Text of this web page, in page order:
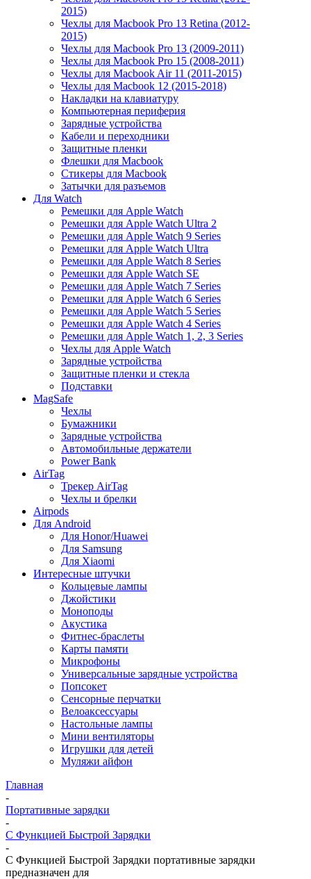
2015)
Чехлы для Macbook Pro 13 Retina (2012-
2015)
Чехлы для Macbook Pro 13 (2009-2011)
Чехлы для Macbook Pro 15 (2008-2011)
Чехлы для Macbook Air 11 (2011-2015)
Чехлы для Macbook 12 (2015-2018)
Накладки на клавиатуру
Компьютерная периферия
Зарядные устройства
Кабели и переходники
Защитные пленки
Флешки для Macbook
Стикеры для Macbook
Затычки для разъемов
Для Watch
Ремешки для Apple Watch
Ремешки для Apple Watch Ultra 2
Ремешки для Apple Watch 9 Series
Ремешки для Apple Watch Ultra
Ремешки для Apple Watch 8 Series
Ремешки для Apple Watch SE
Ремешки для Apple Watch 7 Series
Ремешки для Apple Watch 6 Series
Ремешки для Apple Watch 5 Series
Ремешки для Apple Watch 4 Series
Ремешки для Apple Watch 1, 2, 3 Series
Чехлы для Apple Watch
Зарядные устройства
Защитные пленки и стекла
Подставки
MagSafe
Чехлы
Бумажники
Зарядные устройства
Автомобильные держатели
Power Bank
AirTag
Трекер AirTag
Чехлы и брелки
Airpods
Для Android
Для Honor/Huawei
Для Samsung
Для Xiaomi
Интересные штучки
Кольцевые лампы
Джойстики
Моноподы
Акустика
Фитнес-браслеты
Карты памяти
Микрофоны
Универсальные зарядные устройства
Попсокет
Сенсорные перчатки
Велоаксессуары
Настольные лампы
Мини вентиляторы
Игрушки для детей
Муляжи айфон
Главная
-
Портативные зарядки
-
С Функцией Быстрой Зарядки
-
С Функцией Быстрой Зарядки портативные зарядки
предназначен для